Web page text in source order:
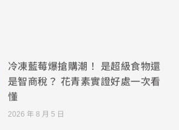
冷凍藍莓爆搶購潮！ 是超級食物還
是智商稅？ 花青素實證好處一次看
懂
2026 年 8 月 5 日